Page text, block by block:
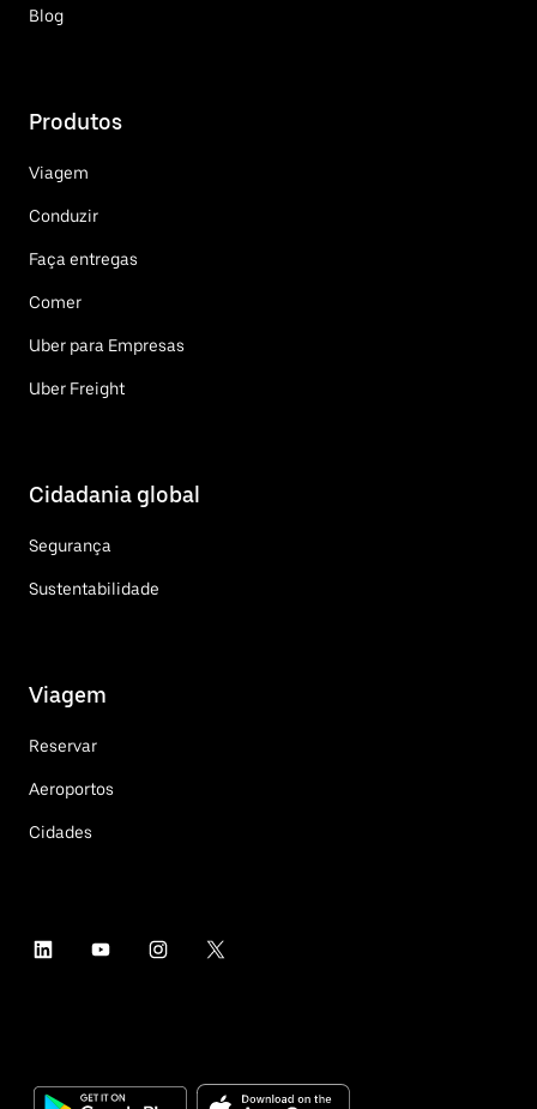
Blog
Produtos
Viagem
Conduzir
Faça entregas
Comer
Uber para Empresas
Uber Freight
Cidadania global
Segurança
Sustentabilidade
Viagem
Reservar
Aeroportos
Cidades